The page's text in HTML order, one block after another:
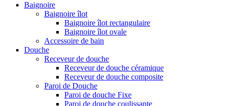
Baignoire
Baignoire îlot
Baignoire îlot rectangulaire
Baignoire îlot ovale
Accessoire de bain
Douche
Receveur de douche
Receveur de douche céramique
Receveur de douche composite
Paroi de Douche
Paroi de douche Fixe
Paroi de douche coulissante